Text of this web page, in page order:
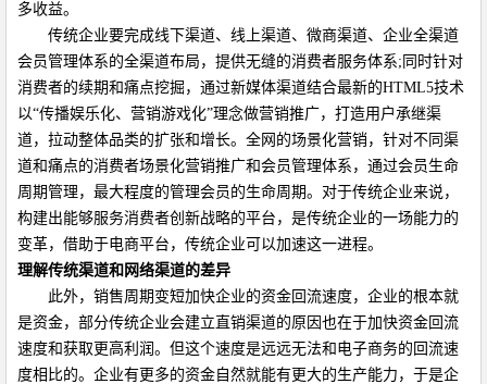
多收益。
传统企业要完成线下渠道、线上渠道、微商渠道、企业全渠道
会员管理体系的全渠道布局，提供无缝的消费者服务体系; 同时针对
消费者的续期和痛点挖掘，通过新媒体渠道结合最新的HTML5技术
以“传播娱乐化、营销游戏化”理念做营销推广，打造用户承继渠
道，拉动整体品类的扩张和增长。全网的场景化营销，针对不同渠
道和痛点的消费者场景化营销推广和会员管理体系，通过会员生命
周期管理，最大程度的管理会员的生命周期。对于传统企业来说，
构建出能够服务消费者创新战略的平台，是传统企业的一场能力的
变革，借助于电商平台，传统企业可以加速这一进程。
理解传统渠道和网络渠道的差异
此外，销售周期变短加快企业的资金回流速度，企业的根本就
是资金，部分传统企业会建立直销渠道的原因也在于加快资金回流
速度和获取更高利润。但这个速度是远远无法和电子商务的回流速
度相比的。企业有更多的资金自然就能有更大的生产能力，于是企